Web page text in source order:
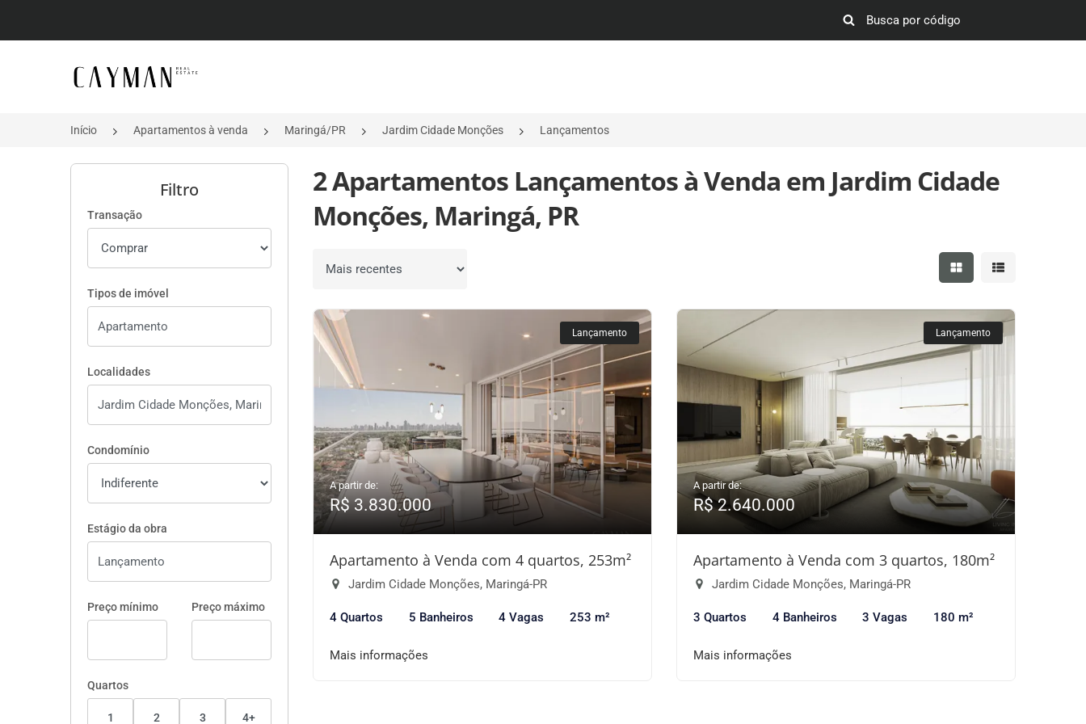
Página inicial
Início Apartamentos à venda Maringá/PR Jardim Cidade Monções Lançamentos
Filtro
Transação
Tipos de imóvel
Localidades
Condomínio
Estágio da obra
Preço mínimo Preço máximo
Quartos
1 2 3 4+
2 Apartamentos Lançamentos à Venda em Jardim Cidade
Monções, Maringá, PR
Ordenar por Mostrar resultados em
Mostrar
Lançamento
A partir de:
R$ 3.830.000
Apartamento à Venda com 4 quartos, 253m²
Jardim Cidade Monções, Maringá-PR
4 Quartos 5 Banheiros 4 Vagas 253 m²
Mais informações
Lançamento
A partir de:
R$ 2.640.000
Apartamento à Venda com 3 quartos, 180m²
Jardim Cidade Monções, Maringá-PR
3 Quartos 4 Banheiros 3 Vagas 180 m²
Mais informações